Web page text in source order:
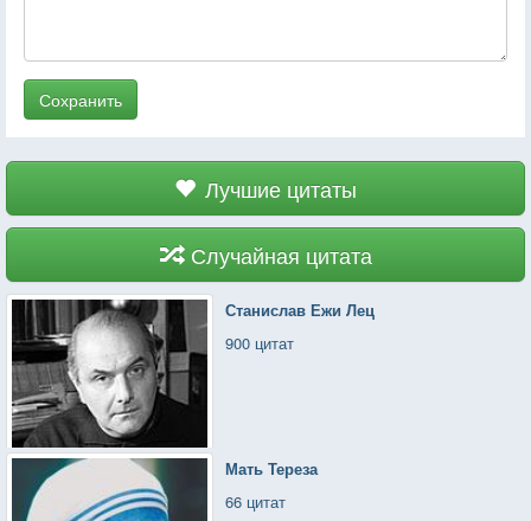
Сохранить
Лучшие цитаты
Случайная цитата
Станислав Ежи Лец
900 цитат
Мать Тереза
66 цитат